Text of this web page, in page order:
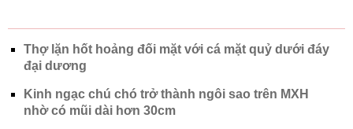
Thợ lặn hốt hoảng đối mặt với cá mặt quỷ dưới đáy
đại dương
Kinh ngạc chú chó trở thành ngôi sao trên MXH
nhờ có mũi dài hơn 30cm